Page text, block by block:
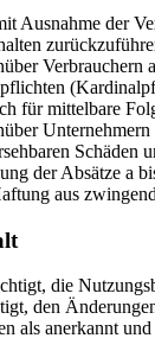
Ausnahme der
Verbrauchern
für mittelbare
Schäden
der Absätze a
aus
die
den
als anerkannt